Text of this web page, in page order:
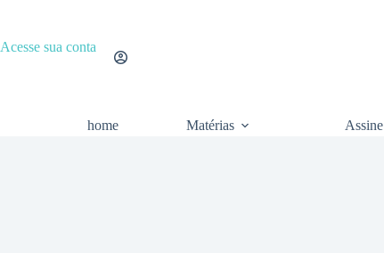
o
conteúdo
Acesse sua conta
home Matérias Assine